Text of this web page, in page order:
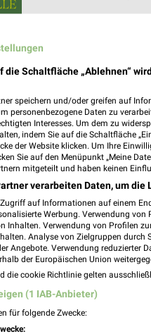
pitstop Prospekte und
POCO Katalog und
POLO Prospekte und
Polstermöbel Fischer
die Schaltfläche „Ablehnen“
speichern und/oder greifen auf
personenbezogene Daten zu
Interesses. Um dem zu
indem Sie auf die Schaltfläche
der Website klicken. Um Ihre
Sie auf den Menüpunkt „Meine
mitgeteilt und haben keinen
verarbeiten Daten, um
auf Informationen auf einem
Werbung. Verwendung
Inhalten. Verwendung von Profilen
Analyse von Zielgruppen
Angebote. Verwendung reduzierter
der Europäischen Union
die cookie Richtlinie gelten
(1 IAB-Anbieter)
für folgende Zwecke: